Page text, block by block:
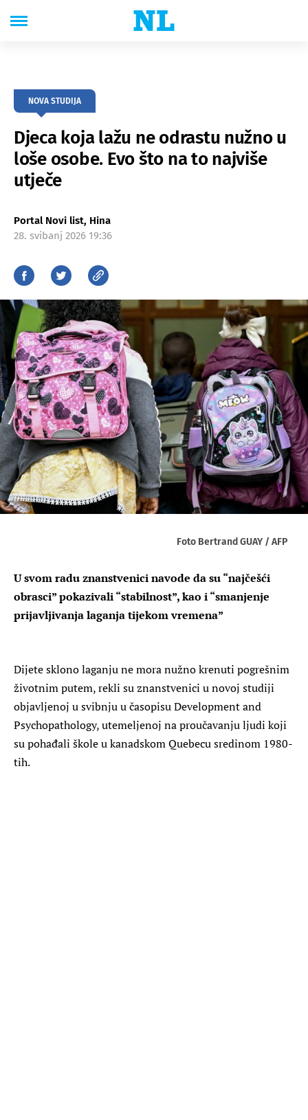
NOVA STUDIJA
Djeca koja lažu ne odrastu nužno u
loše osobe. Evo što na to najviše
utječe
Portal Novi list, Hina
28. svibanj 2026 19:36
Foto Bertrand GUAY / AFP
U svom radu znanstvenici navode da su “najčešći
obrasci” pokazivali “stabilnost”, kao i “smanjenje
prijavljivanja laganja tijekom vremena”
Dijete sklono laganju ne mora nužno krenuti pogrešnim
životnim putem, rekli su znanstvenici u novoj studiji
objavljenoj u svibnju u časopisu Development and
Psychopathology, utemeljenoj na proučavanju ljudi koji
su pohađali škole u kanadskom Quebecu sredinom 1980-
tih.